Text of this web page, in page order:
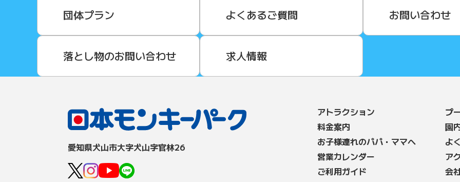
団体プラン よくあるご質問 お問い合わせ
落とし物のお問い合わせ 求人情報
愛知県⽝⼭市⼤字⽝⼭字官林26
アトラクション
料⾦案内
お子様連れのパパ・ママへ
営業カレンダー
ご利用ガイド
プ
園
よ
ア
会